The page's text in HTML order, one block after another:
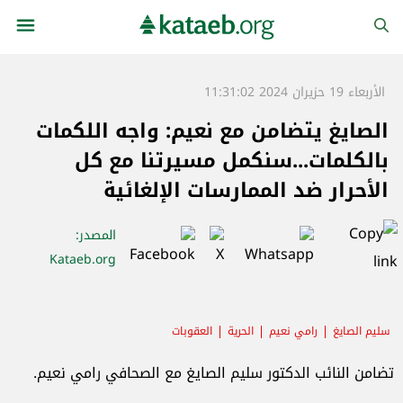
الأربعاء 19 حزيران 2024 11:31:02
الصايغ يتضامن مع نعيم: واجه اللكمات
بالكلمات...سنكمل مسيرتنا مع كل
الأحرار ضد الممارسات الإلغائية
المصدر:
Kataeb.org
سليم الصايغ رامي نعيم الحرية العقوبات
تضامن النائب الدكتور سليم الصايغ مع الصحافي رامي نعيم.